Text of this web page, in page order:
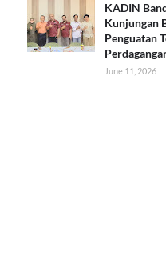
KADIN
Kunjungan
Penguatan
June 11, 2026